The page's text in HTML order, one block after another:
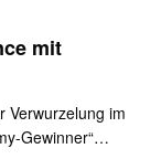
mit
Verwurzelung im
Gewinner“…